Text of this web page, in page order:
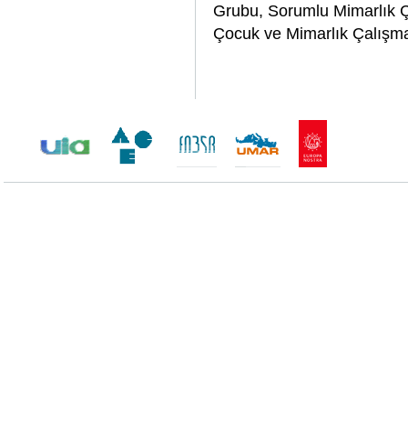
Grubu, Sorumlu Mimarlık
Çocuk ve Mimarlık